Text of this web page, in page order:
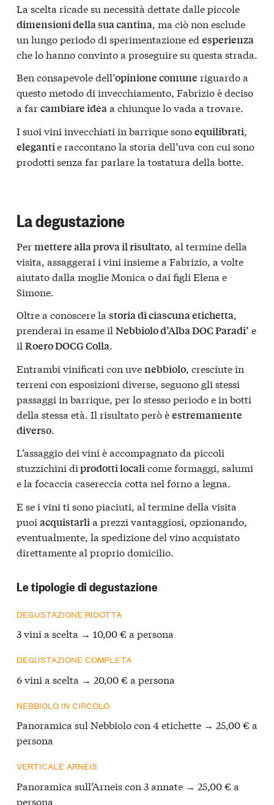
La scelta ricade su necessità dettate dalle piccole
dimensioni della sua cantina, ma ciò non esclude
un lungo periodo di sperimentazione ed esperienza
che lo hanno convinto a proseguire su questa strada.
Ben consapevole dell’opinione comune riguardo a
questo metodo di invecchiamento, Fabrizio è deciso
a farcambiare ideaa chiunque lo vada a trovare.
I suoi vini invecchiati in barrique sonoequilibrati,
elegantie raccontano la storia dell’uva con cui sono
prodotti senza far parlare la tostatura della botte.
La degustazione
Permettere alla prova il risultato, al termine della
visita, assaggerai i vini insieme a Fabrizio, a volte
aiutato dalla moglie Monica o dai figli Elena e
Simone.
Oltre a conoscere la storia di ciascuna etichetta,
prenderai in esame il Nebbiolo d’Alba DOC Paradi’ e
il Roero DOCG Colla.
Entrambi vinificati con uvenebbiolo, cresciute in
terreni con esposizioni diverse, seguono gli stessi
passaggi in barrique, per lo stesso periodo e in botti
della stessa età. Il risultato però èestremamente
diverso.
L’assaggio dei vini è accompagnato da piccoli
stuzzichini diprodotti localicome formaggi, salumi
e la focaccia casereccia cotta nel forno a legna.
E se i vini ti sono piaciuti, al termine della visita
puoi acquistarlia prezzi vantaggiosi, opzionando,
eventualmente, la spedizione del vino acquistato
direttamente al proprio domicilio.
Le tipologie di degustazione
DEGUSTAZIONE RIDOTTA
3 vini a scelta → 10,00 € a persona
DEGUSTAZIONE COMPLETA
6 vini a scelta → 20,00 € a persona
NEBBIOLO IN CIRCOLO
Panoramica sul Nebbiolo con 4 etichette → 25,00 € a
persona
VERTICALE ARNEIS
Panoramica sull’Arneis con 3 annate → 25,00 € a
persona